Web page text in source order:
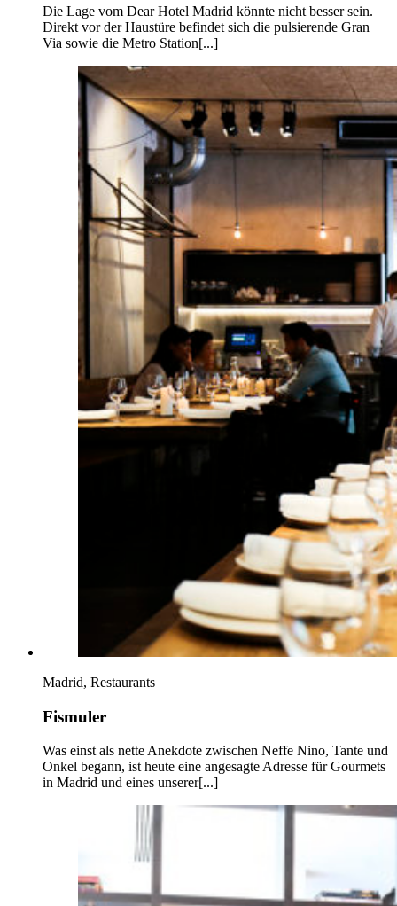
Die Lage vom Dear Hotel Madrid könnte nicht besser sein.
Direkt vor der Haustüre befindet sich die pulsierende Gran
Via sowie die Metro Station[...]
Madrid, Restaurants
Fismuler
Was einst als nette Anekdote zwischen Neffe Nino, Tante und
Onkel begann, ist heute eine angesagte Adresse für Gourmets
in Madrid und eines unserer[...]